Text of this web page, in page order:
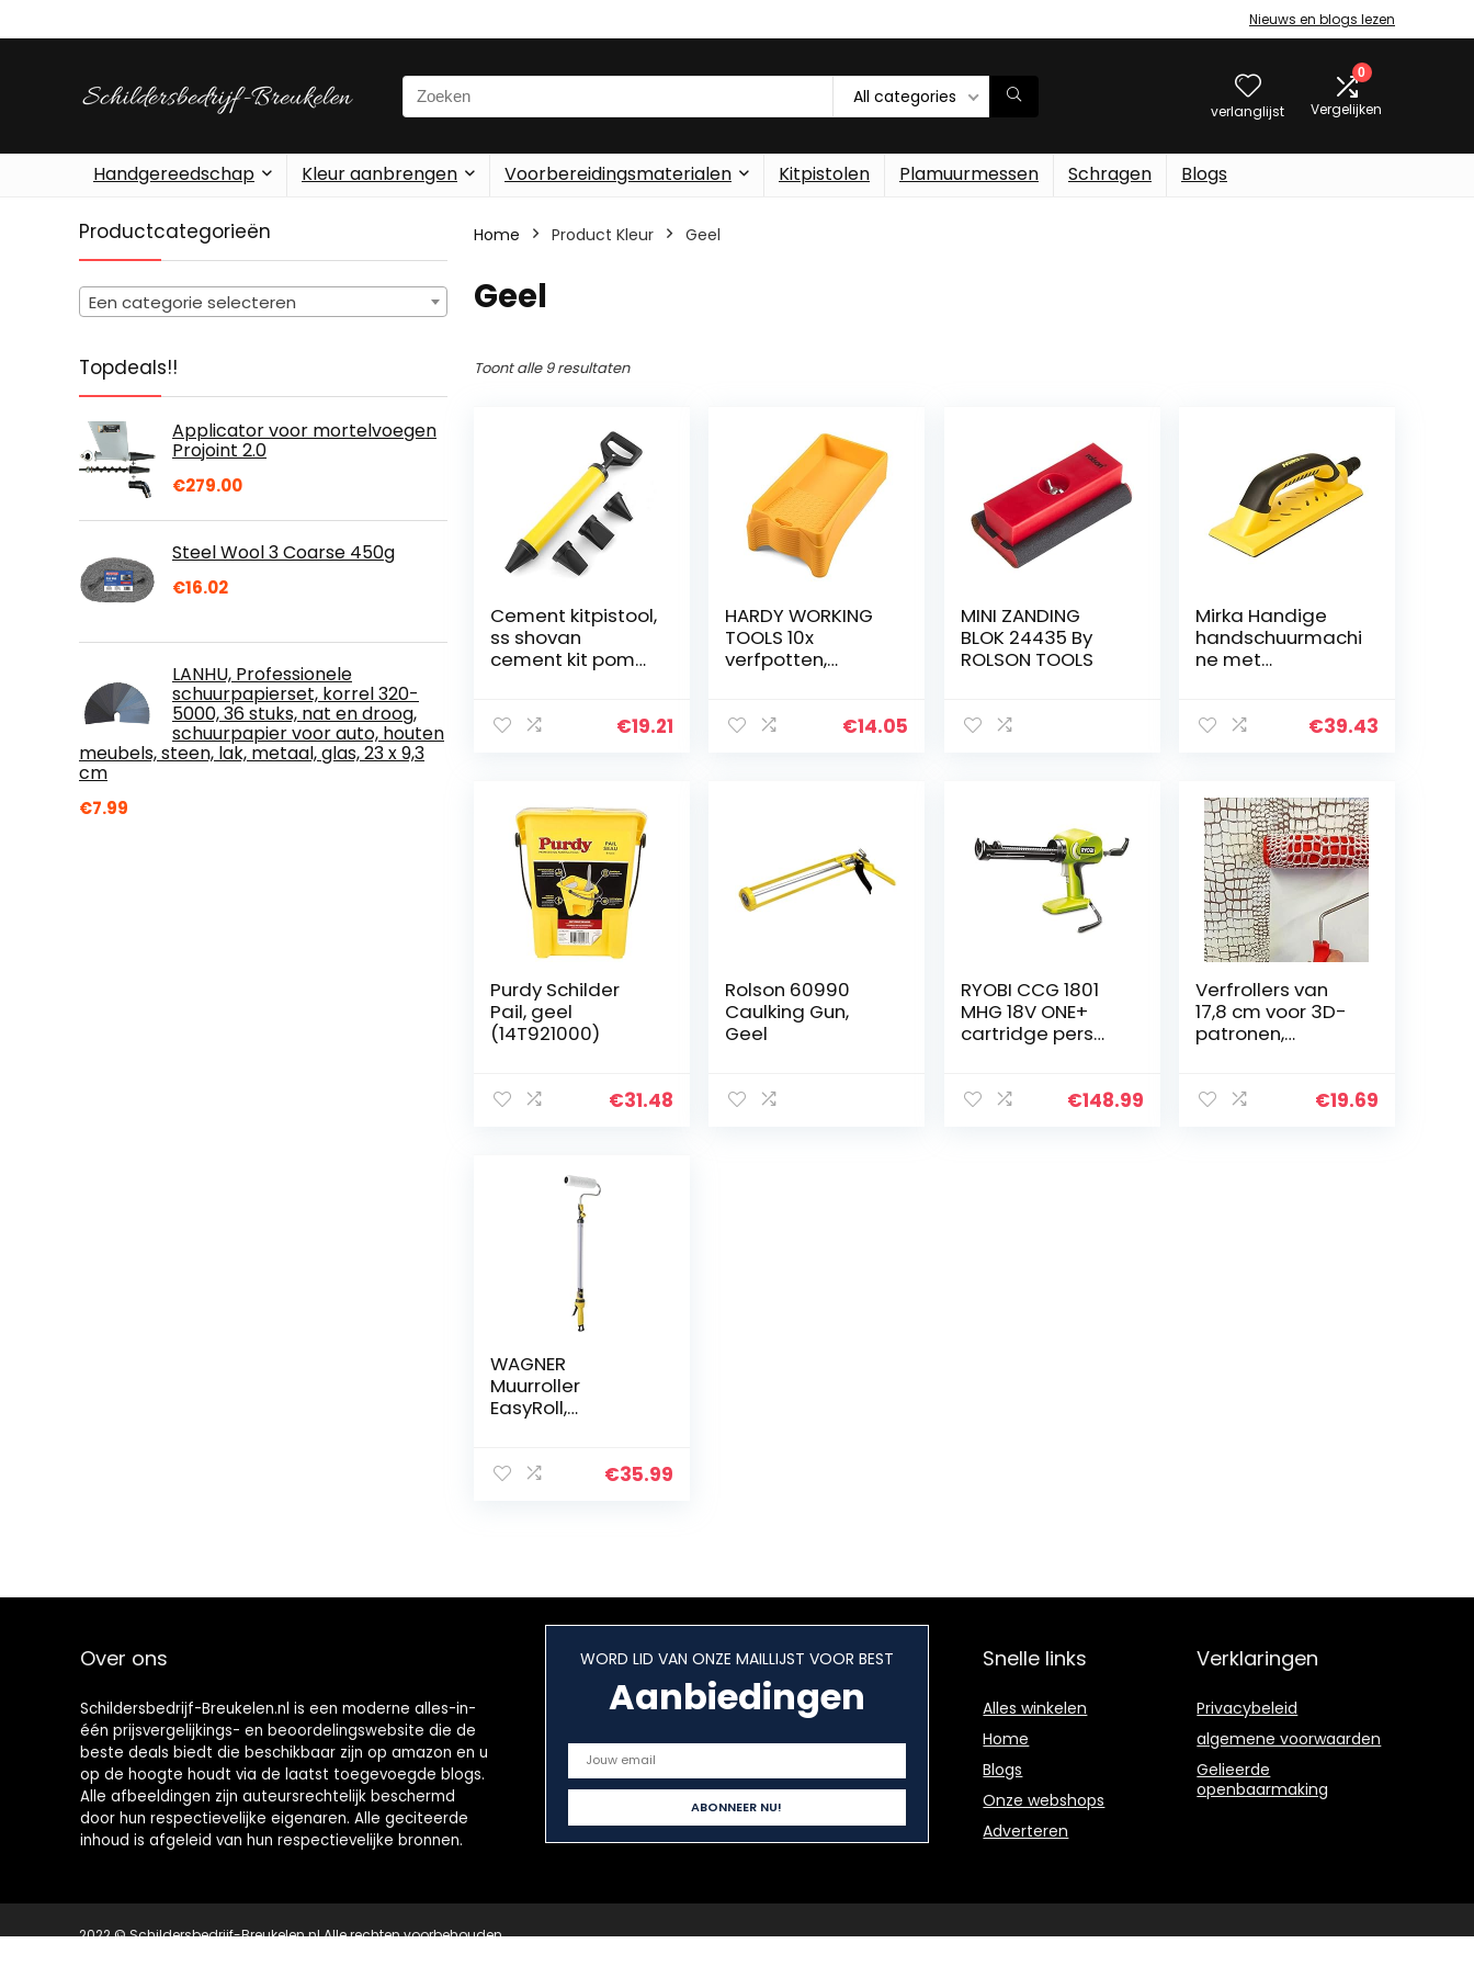
Nieuws en blogs lezen
Search
for:
All categories
verlanglijst
0
Vergelijken
Handgereedschap Kleur aanbrengen Voorbereidingsmaterialen Kitpistolen Plamuurmessen Schragen Blogs
Productcategorieën
Een categorie selecteren
Topdeals!!
Applicator voor mortelvoegen
Projoint 2.0
€279.00
Steel Wool 3 Coarse 450g
€16.02
LANHU, Professionele
schuurpapierset, korrel 320-
5000, 36 stuks, nat en droog,
schuurpapier voor auto, houten
meubels, steen, lak, metaal, glas, 23 x 9,3
cm
€7.99
Home Product Kleur ‎Geel
‎Geel
Toont alle 9 resultaten
Cement kitpistool,
ss shovan
cement kit pomp,
voegpistool
€19.21
HARDY WORKING
TOOLS 10x
verfpotten,
lengte 30cm,
221030, 16×30 cm
€14.05
MINI ZANDING
BLOK 24435 By
ROLSON TOOLS
Mirka Handige
handschuurmachi
ne met
80x230mm
het schuren van
plamuur, gips,
hout, stofvrij
schuren,
8391200111
€39.43
Purdy Schilder
Pail, geel
(14T921000)
€31.48
Rolson 60990
Caulking Gun,
Geel
RYOBI CCG 1801
MHG 18V ONE+
cartridge pers
€148.99
Verfrollers van
17,8 cm voor 3D-
patronen,
zelfverfroller, €19.69
WAGNER
Muurroller
EasyRoll,
verfroller met
€35.99
Over ons
Schildersbedrijf-Breukelen.nl is een moderne alles-in-
één prijsvergelijkings- en beoordelingswebsite die de
beste deals biedt die beschikbaar zijn op amazon en u
op de hoogte houdt via de laatst toegevoegde blogs.
Alle afbeeldingen zijn auteursrechtelijk beschermd
door hun respectievelijke eigenaren. Alle geciteerde
inhoud is afgeleid van hun respectievelijke bronnen.
WORD LID VAN ONZE MAILLIJST VOOR BEST
Aanbiedingen
Snelle links
Alles winkelen
Home
Blogs
Onze webshops
Adverteren
Verklaringen
Privacybeleid
algemene voorwaarden
Gelieerde
openbaarmaking
2022 © Schildersbedrijf-Breukelen.nl Alle rechten voorbehouden